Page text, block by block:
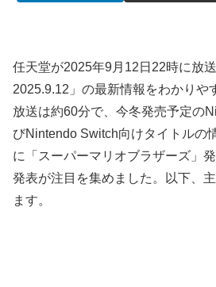
任天堂が2025年9月12日22時に放
2025.9.12」の最新情報をわかりや
放送は約60分で、今冬発売予定の
びNintendo Switch向けタイトルの
に「スーパーマリオブラザーズ」
発表が注目を集めました。以下、
ます。